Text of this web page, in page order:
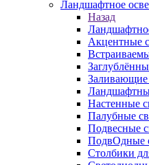
Ландшафтное
Назад
Акцентные
Заливающие
Настенные
Палубные
Подвесные
ПодвОдные
Столбики